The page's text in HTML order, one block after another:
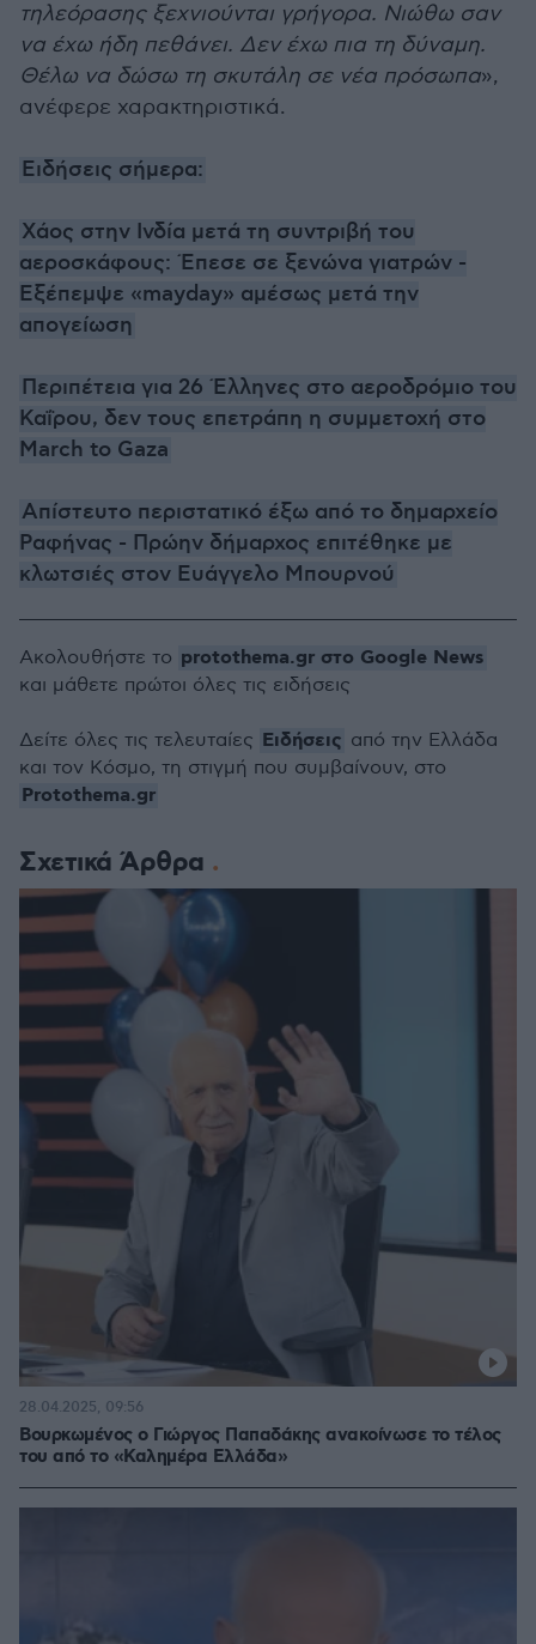
τηλεόρασης ξεχνιούνται γρήγορα. Νιώθω σαν
να έχω ήδη πεθάνει. Δεν έχω πια τη δύναμη.
Θέλω να δώσω τη σκυτάλη σε νέα πρόσωπα»,
ανέφερε χαρακτηριστικά.
Ειδήσεις σήμερα:
Χάος στην Ινδία μετά τη συντριβή του
αεροσκάφους: Έπεσε σε ξενώνα γιατρών -
Εξέπεμψε «mayday» αμέσως μετά την
απογείωση
Περιπέτεια για 26 Έλληνες στο αεροδρόμιο του
Καΐρου, δεν τους επετράπη η συμμετοχή στο
March to Gaza
Απίστευτο περιστατικό έξω από το δημαρχείο
Ραφήνας - Πρώην δήμαρχος επιτέθηκε με
κλωτσιές στον Ευάγγελο Μπουρνού
Σχετικά Άρθρα
Βουρκωμένος ο Γιώργος Παπαδάκης ανακοίνωσε το τέλος
του από το «Καλημέρα Ελλάδα»
28.04.2025, 09:56
Ακολουθήστε το protothema.gr στο Google News
και μάθετε πρώτοι όλες τις ειδήσεις
Δείτε όλες τις τελευταίες Ειδήσεις από την Ελλάδα
και τον Κόσμο, τη στιγμή που συμβαίνουν, στο
Protothema.gr